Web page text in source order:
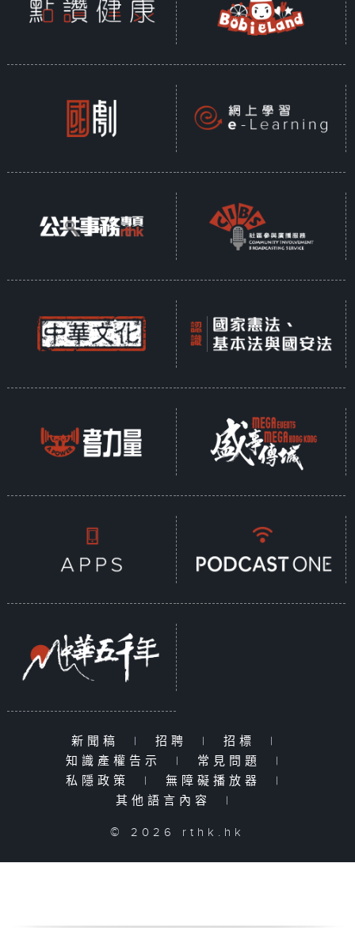
新聞稿 | 招聘 | 招標
|
知識產權告示
| 常見問題
|
私隱政策
| 無障礙播放器
|
其他語言內容
|
© 2026 rthk.hk